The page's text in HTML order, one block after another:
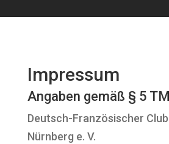
Impressum
Angaben gemäß § 5
Deutsch-Französischer
Nürnberg e. V.